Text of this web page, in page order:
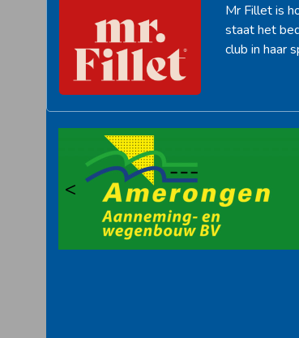
Mr Fillet is
staat het
club in haar
<